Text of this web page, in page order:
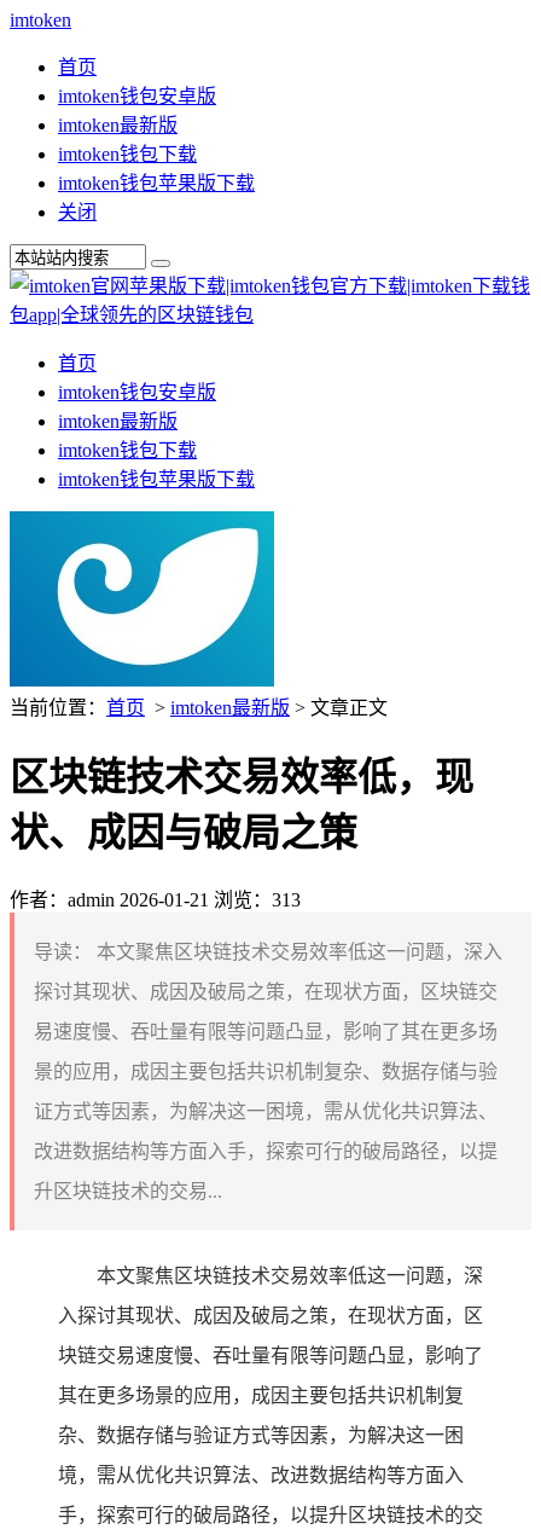
imtoken
首页
imtoken钱包安卓版
imtoken最新版
imtoken钱包下载
imtoken钱包苹果版下载
关闭
首页
imtoken钱包安卓版
imtoken最新版
imtoken钱包下载
imtoken钱包苹果版下载
当前位置： 首页 > imtoken最新版 > 文章正文
区块链技术交易效率低，现
状、成因与破局之策
作者：admin 2026-01-21 浏览：313
导读：
本文聚焦区块链技术交易效率低这一问题，深入
探讨其现状、成因及破局之策，在现状方面，区块链交
易速度慢、吞吐量有限等问题凸显，影响了其在更多场
景的应用，成因主要包括共识机制复杂、数据存储与验
证方式等因素，为解决这一困境，需从优化共识算法、
改进数据结构等方面入手，探索可行的破局路径，以提
升区块链技术的交易...
本文聚焦区块链技术交易效率低这一问题，深
入探讨其现状、成因及破局之策，在现状方面，区
块链交易速度慢、吞吐量有限等问题凸显，影响了
其在更多场景的应用，成因主要包括共识机制复
杂、数据存储与验证方式等因素，为解决这一困
境，需从优化共识算法、改进数据结构等方面入
手，探索可行的破局路径，以提升区块链技术的交